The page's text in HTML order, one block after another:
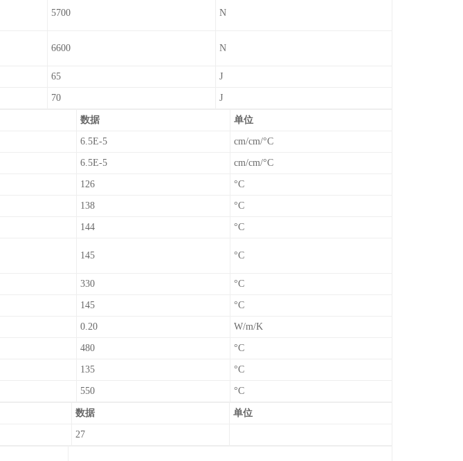
5700 N
6600 N
65 J
70 J
数据 单位
6.5E-5 cm/cm/°C
6.5E-5 cm/cm/°C
126 °C
138 °C
144 °C
145 °C
330 °C
145 °C
0.20 W/m/K
480 °C
135 °C
550 °C
数据 单位
27